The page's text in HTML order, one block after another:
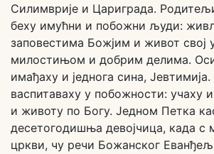
Силимврије и Цариграда.
беху имућни и побожни људи:
заповестима Божјим и живот свој
милостињом и добрим делима.
имађаху и једнога сина,
васпитаваху у побожности: учаху
и животу по Богу. Једном Петка
десетогодишња девојчица, када с
цркви, чу речи Божанског